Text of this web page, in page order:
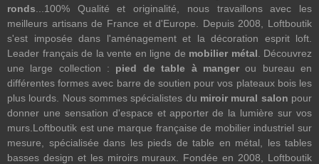
ronds ...100% Qualité et originalité, nous travaillons avec les
meilleurs artisans de France et d'Europe. Depuis 2008, Loftboutik
s'est imposée dans l'aménagement et la décoration esprit loft.
Leader français de la vente en ligne de mobilier métal . Découvrez
une large collection : pied de table à mangerou bureau en
différentes formes avec barre de soutien pour vos plateaux bois les
plus lourds. Nous sommes spécialistes du miroir mural salon pour
donner une sensation d'espace et apporter de la lumière sur vos
murs.Loftboutik est une marque française de mobilier industriel sur
mesure, spécialisée dans les pieds de table en métal, les tables
basses design et les miroirs muraux. Fondée en 2008, Loftboutik